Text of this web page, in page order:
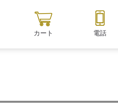
カート 電話